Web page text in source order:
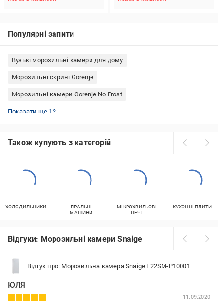
Популярні запити
Вузькі морозильні камери для дому
Морозильні скрині Gorenje
Морозильні камери Gorenje No Frost
Морозильні скрині горизонтальні
Морозильні скрині вертикальні
Морозильні камери Liebherr No Frost
Морозильні скрині EDLER
Морозильні камери PRIME Technics No Frost
Морозильні камери No Frost побутові
Морозильні скрині побутові
Морозильні камери Hisense No Frost
Морозильні камери Indesit No Frost
Морозильні камери горизонтальні побутові
Морозильні скрині Haier
Маленькі морозильні камери для дому
Показати ще 12
Також купують з категорій
ХОЛОДИЛЬНИКИ
ПРАЛЬНІ
МАШИНИ
МІКРОХВИЛЬОВІ
ПЕЧІ
КУХОННІ ПЛИТИ
Відгуки: Морозильні камери Snaige
Відгук про: Морозильна камера Snaige F22SM-P10001
ЮЛЯ
11.09.2020